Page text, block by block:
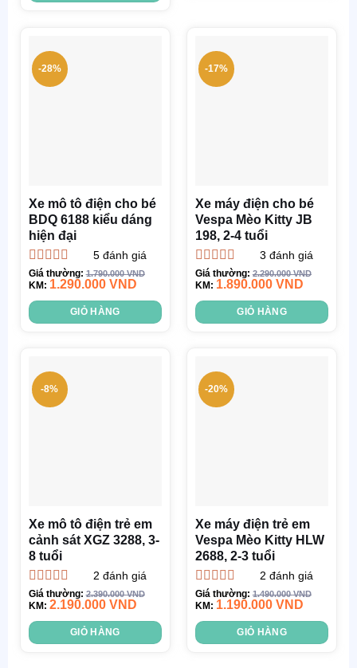
-28%
Xe mô tô điện cho bé
BDQ 6188 kiểu dáng
hiện đại
Được xếp
hạng4.805
sao
5đánh giá
Giá thường:1.790.000VND
KM: 1.290.000 VND
GIỎ HÀNG
-17%
Xe máy điện cho bé
Vespa Mèo Kitty JB
198, 2-4 tuổi
Được xếp
hạng5.005
sao
3 đánh giá
Giá thường:2.290.000VND
KM: 1.890.000 VND
GIỎ HÀNG
-8%
Xe mô tô điện trẻ em
cảnh sát XGZ 3288, 3-
8 tuổi
Được xếp
hạng4.50
5 sao
2 đánh giá
Giá thường:2.390.000VND
KM: 2.190.000 VND
GIỎ HÀNG
-20%
Xe máy điện trẻ em
Vespa Mèo Kitty HLW
2688, 2-3 tuổi
Được xếp
hạng4.50
5 sao
2 đánh giá
Giá thường:1.490.000VND
KM: 1.190.000 VND
GIỎ HÀNG